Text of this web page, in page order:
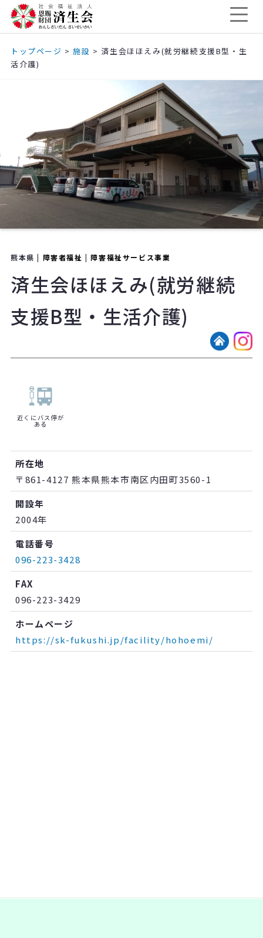
トップページ >施設 > 済生会ほほえみ(就労継続支援B型・生
活介護)
熊本県 | 障害者福祉 |障害福祉サービス事業
済生会ほほえみ(就労継続
支援B型・生活介護)
近くにバス停が
ある
所在地
〒861-4127 熊本県熊本市南区内田町3560-1
開設年
2004年
電話番号
096-223-3428
FAX
096-223-3429
ホームページ
https://sk-fukushi.jp/facility/hohoemi/